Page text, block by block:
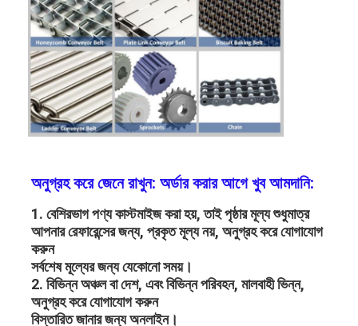
বাড়ি
পণ্য
আমাদের সম্পর্কে
অনুগ্রহ করে জেনে রাখুন: অর্ডার করার আগে খুব আমদানি:
1. বেশিরভাগ পণ্য কাস্টমাইজ করা হয়, তাই পৃষ্ঠার মূল্য শুধুমাত্র
আপনার রেফারেন্সের জন্য, প্রকৃত মূল্য নয়, অনুগ্রহ করে যোগাযোগ
করুন
সর্বশেষ মূল্যের জন্য যেকোনো সময়।
2. বিভিন্ন অঞ্চল বা দেশ, এবং বিভিন্ন পরিবহন, মালবাহী ভিন্ন,
অনুগ্রহ করে যোগাযোগ করুন
বিস্তারিত জানার জন্য অনলাইন।